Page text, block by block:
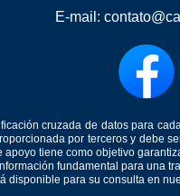
E-mail:
cruzada de datos para
por terceros y debe
tiene como objetivo
fundamental para una
disponible para su consulta en